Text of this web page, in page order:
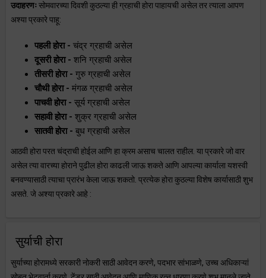
उदाहरणःसोमवारच्या दिवशी कुठल्या ही ग्रहाची होरा पाहायची असेल तर त्याला आपण
अश्या प्रकारे पाहू:
पहली होरा - चंद्र ग्रहाची असेल
दूसरी होरा - शनि ग्रहाची असेल
तीसरी होरा - गुरु ग्रहाची असेल
चौथी होरा - मंगळ ग्रहाची असेल
पाचवी होरा - सूर्य ग्रहाची असेल
सहावी होरा - शुक्र ग्रहाची असेल
सातवी होरा - बुध ग्रहाची असेल
आठवी होरा परत चंद्राची होईल आणि हा क्रम असाच चालत राहील. या प्रकारे जो वार
असेल त्या वारच्या होराने पुढील होरा काढली जाऊ शकते आणि आपल्या कार्याला यशस्वी
बनवण्यासाठी त्याचा प्रारंभ केला जाऊ शकतो. प्रत्येक होरा कुठल्या विशेष कार्यासाठी शुभ
असते. जे अश्या प्रकारे आहे :
सुर्याची होरा
सुर्याच्या होरामध्ये सरकारी नोकरी साठी आवेदन करणे, पदभार सांभाळणे, उच्च अधिकाऱ्यां